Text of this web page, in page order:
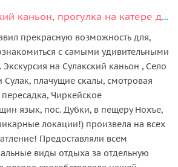
Премиум Сулакский каньон, прогулка на катере до плачущих водопадов и Нохъо
прекрасную возможность для,
с самыми удивительными
Экскурсия на Сулакский каньон , Село
Сулак, плачущие скалы, смотровая
Чиркейское
язык, пос. Дубки, в пещеру Нохъе,
локации!) произвела на всех
Предоставляли всем
виды отдыха за отдельную